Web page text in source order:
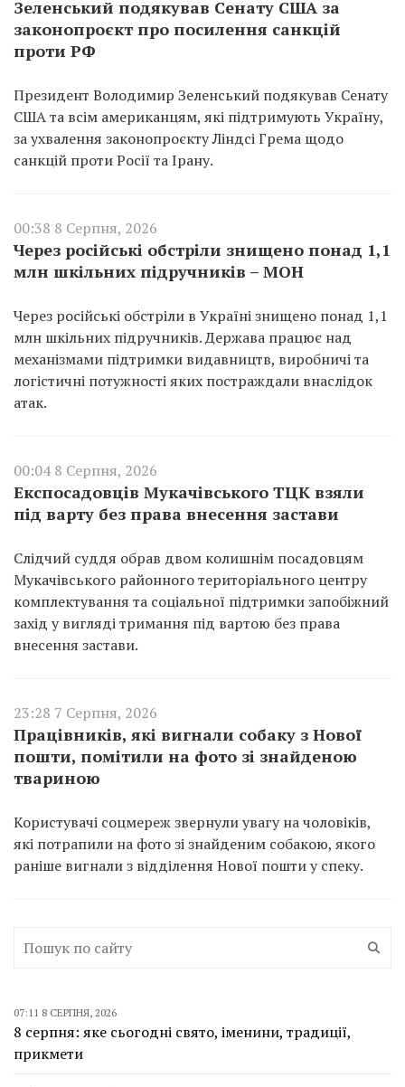
Зеленський подякував Сенату США за
законопроєкт про посилення санкцій
проти РФ
Президент Володимир Зеленський подякував Сенату
США та всім американцям, які підтримують Україну,
за ухвалення законопроєкту Ліндсі Грема щодо
санкцій проти Росії та Ірану.
00:38 8 Серпня, 2026
Через російські обстріли знищено понад 1,1
млн шкільних підручників – МОН
Через російські обстріли в Україні знищено понад 1,1
млн шкільних підручників. Держава працює над
механізмами підтримки видавництв, виробничі та
логістичні потужності яких постраждали внаслідок
атак.
00:04 8 Серпня, 2026
Експосадовців Мукачівського ТЦК взяли
під варту без права внесення застави
Слідчий суддя обрав двом колишнім посадовцям
Мукачівського районного територіального центру
комплектування та соціальної підтримки запобіжний
захід у вигляді тримання під вартою без права
внесення застави.
23:28 7 Серпня, 2026
Працівників, які вигнали собаку з Нової
пошти, помітили на фото зі знайденою
твариною
Користувачі соцмереж звернули увагу на чоловіків,
які потрапили на фото зі знайденим собакою, якого
раніше вигнали з відділення Нової пошти у спеку.
07:11 8 СЕРПНЯ, 2026
8 серпня: яке сьогодні свято, іменини, традиції,
прикмети